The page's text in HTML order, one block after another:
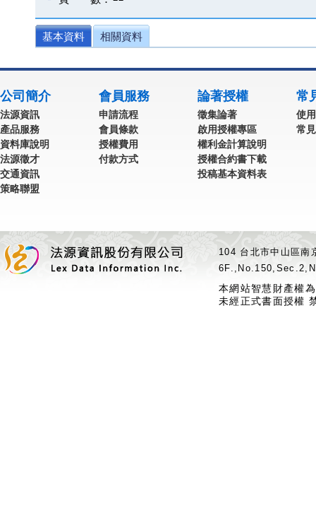
基本資料 相關資料
公司簡介
法源資訊
產品服務
資料庫說明
法源徵才
交通資訊
策略聯盟
會員服務
申請流程
會員條款
授權費用
付款方式
論著授權
徵集論著
啟用授權專區
權利金計算說明
授權合約書下載
投稿基本資料表
常
使
常
104 台北市中山區
本網站智慧財產權
未經正式書面授權